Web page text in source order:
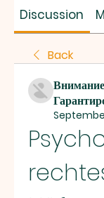
Discussion
Back